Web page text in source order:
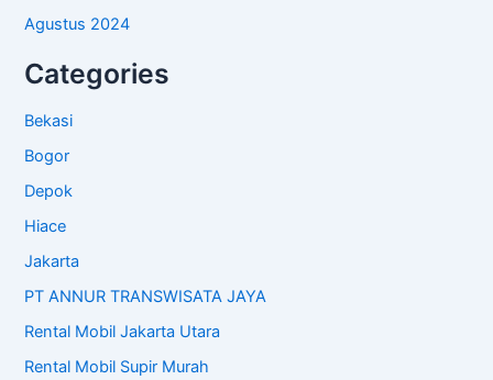
Agustus 2024
Categories
Bekasi
Bogor
Depok
Hiace
Jakarta
PT ANNUR TRANSWISATA JAYA
Rental Mobil Jakarta Utara
Rental Mobil Supir Murah